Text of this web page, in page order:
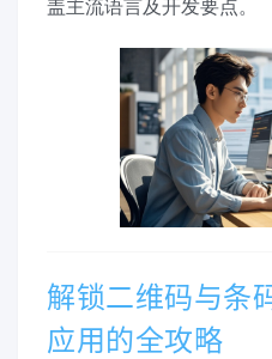
盖主流语言及开发要点。
解锁二维码与条
应用的全攻略